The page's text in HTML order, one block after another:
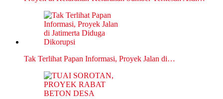
Tak Terlihat Papan Informasi, Proyek Jalan di…